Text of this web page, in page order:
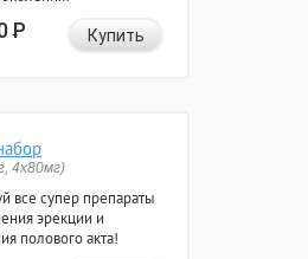
Р Купить
4х80мг)
все супер препараты
эрекции и
полового акта!